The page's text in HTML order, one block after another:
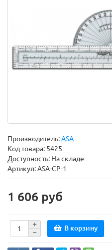
Производитель:ASA
Код товара: 5425
Доступность: На складе
Артикул: ASA-CP-1
1 606 руб
В корзину